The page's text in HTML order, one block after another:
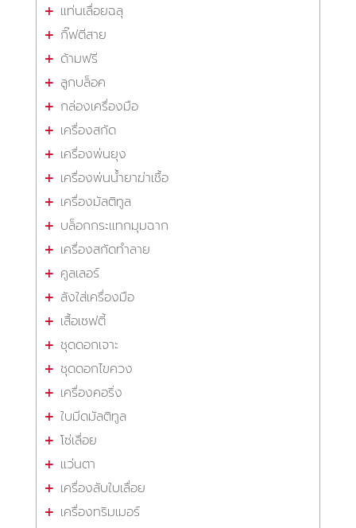
แท่นเลื่อยฉลุ
กิ๊ฟตีสาย
ด้ามฟรี
ลูกบล็อค
กล่องเครื่องมือ
เครื่องสกัด
เครื่องพ่นยุง
เครื่องพ่นน้ำยาฆ่าเชื้อ
เครื่องมัลติทูล
บล็อกกระแทกมุมฉาก
เครื่องสกัดทำลาย
คูลเลอร์
ลังใส่เครื่องมือ
เสื้อเซฟตี้
ชุดดอกเจาะ
ชุดดอกไขควง
เครื่องคอริ่ง
ใบมีดมัลติทูล
โซ่เลื่อย
แว่นตา
เครื่องลับใบเลื่อย
เครื่องทริมเมอร์